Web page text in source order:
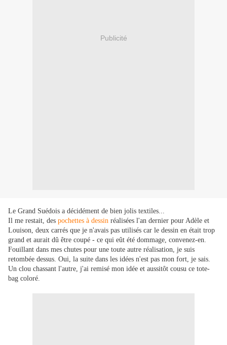
Publicité
Le Grand Suédois a décidément de bien jolis textiles...
Il me restait, des pochettes à dessin réalisées l'an dernier pour Adèle et
Louison, deux carrés que je n'avais pas utilisés car le dessin en était trop
grand et aurait dû être coupé - ce qui eût été dommage, convenez-en.
Fouillant dans mes chutes pour une toute autre réalisation, je suis
retombée dessus. Oui, la suite dans les idées n'est pas mon fort, je sais.
Un clou chassant l'autre, j'ai remisé mon idée et aussitôt cousu ce tote-
bag coloré.